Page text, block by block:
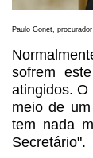
Paulo Gonet,
sofrem
atingidos.
meio de
tem nada
Secretário".